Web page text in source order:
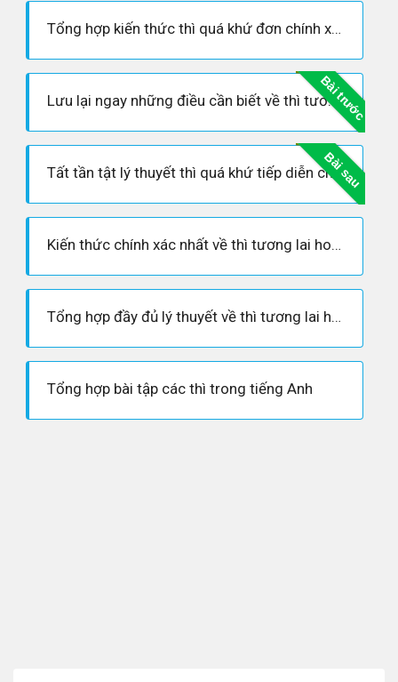
Tổng hợp kiến thức thì quá khứ đơn chính xác nhất
Bài trước
Lưu lại ngay những điều cần biết về thì tương lai đơn
Bài sau
Tất tần tật lý thuyết thì quá khứ tiếp diễn chuẩn nhất
Kiến thức chính xác nhất về thì tương lai hoàn thành - không thể bỏ lỡ
Tổng hợp đầy đủ lý thuyết về thì tương lai hoàn thành tiếp diễn
Tổng hợp bài tập các thì trong tiếng Anh